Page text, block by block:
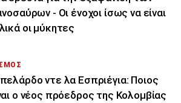
- Οι ένοχοι ίσως να είναι
οι μύκητες
ντε λα Εσπριέγια: Ποιος
ο νέος πρόεδρος της Κολομβίας